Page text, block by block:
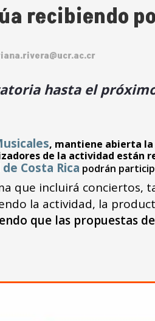
recibiendo
hasta el
, mantiene abierta la
de la actividad están
Costa Rica podrán
que incluirá conciertos,
la actividad, la
que las propuestas